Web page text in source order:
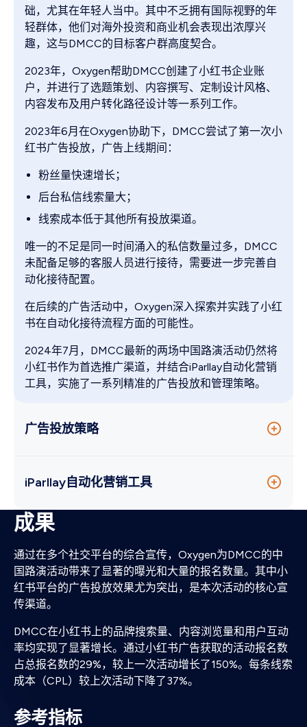
础，尤其在年轻人当中。其中不乏拥有国际视野的年
轻群体，他们对海外投资和商业机会表现出浓厚兴
趣，这与DMCC的目标客户群高度契合。
2023年，Oxygen帮助DMCC创建了小红书企业账
户，并进行了选题策划、内容撰写、定制设计风格、
内容发布及用户转化路径设计等一系列工作。
2023年6月在Oxygen协助下，DMCC尝试了第一次小
红书广告投放，广告上线期间：
粉丝量快速增长；
后台私信线索量大；
线索成本低于其他所有投放渠道。
唯一的不足是同一时间涌入的私信数量过多，DMCC
未配备足够的客服人员进行接待，需要进一步完善自
动化接待配置。
在后续的广告活动中，Oxygen深入探索并实践了小红
书在自动化接待流程方面的可能性。
2024年7月，DMCC最新的两场中国路演活动仍然将
小红书作为首选推广渠道，并结合iParllay自动化营销
工具，实施了一系列精准的广告投放和管理策略。
广告投放策略
通过人群定向功能精准锁定潜在用户群，确保广告信
在自动化接待方面，我们在私信管理工具中提前嵌入
接，大幅减轻了客服人员的工作负担。
iParllay自动化营销工具
Oxygen使用iParllay平台为DMCC进行线索管理。在
活动前期，利用表单工具向不同渠道的用户收集报名
表单。随后通过提前设置的工作流（Workflow），向
提交表单的用户自动发送“报名成功”的短信及活动开
始前的行程提醒。活动当天，到场用户利用iParllay的
在线签到功能完成签到。
通过iParllay的自动化营销工具，DMCC实现了从用户
报名到活动提醒，再到活动签到的全流程管理，大大
提升了活动组织效率和客户体验。
成果
通过在多个社交平台的综合宣传，Oxygen为DMCC的中
国路演活动带来了显著的曝光和大量的报名数量。其中小
红书平台的广告投放效果尤为突出，是本次活动的核心宣
传渠道。
DMCC在小红书上的品牌搜索量、内容浏览量和用户互动
率均实现了显著增长。通过小红书广告获取的活动报名数
占总报名数的29%，较上一次活动增长了150%。每条线索
成本（CPL）较上次活动下降了37%。
参考指标